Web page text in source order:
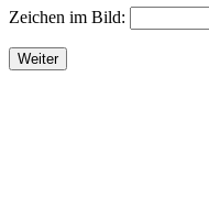
Zeichen im Bild:
Weiter